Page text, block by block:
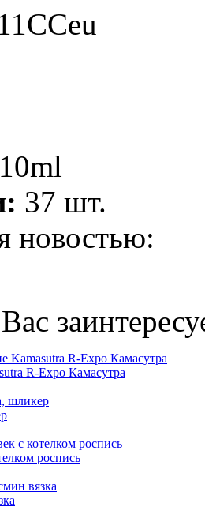
10ml
37 шт.
новостью:
R-Expo Камасутра
роспись